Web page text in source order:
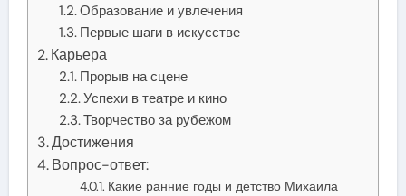
Образование и увлечения
Первые шаги в искусстве
Карьера
Прорыв на сцене
Успехи в театре и кино
Творчество за рубежом
Достижения
Вопрос-ответ:
Какие ранние годы и детство Михаила